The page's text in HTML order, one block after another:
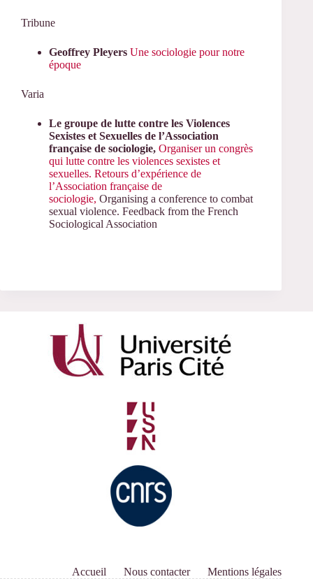
Tribune
Geoffrey Pleyers Une sociologie pour notre
époque
Varia
Le groupe de lutte contre les Violences
Sexistes et Sexuelles de l’Association
française de sociologie, Organiser un congrès
qui lutte contre les violences sexistes et
sexuelles. Retours d’expérience de
l’Association française de
sociologie, Organising a conference to combat
sexual violence. Feedback from the French
Sociological Association
Accueil Nous contacter Mentions légales